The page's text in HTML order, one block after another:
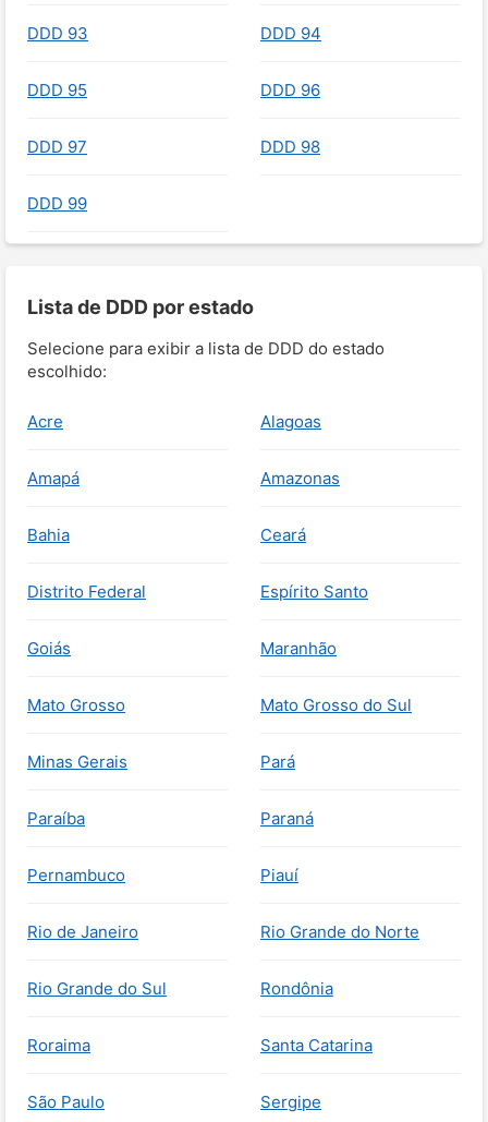
DDD 93 DDD 94
DDD 95 DDD 96
DDD 97 DDD 98
DDD 99
Lista de DDD por estado
Selecione para exibir a lista de DDD do estado
escolhido:
Acre Alagoas
Amapá Amazonas
Bahia Ceará
Distrito Federal Espírito Santo
Goiás Maranhão
Mato Grosso Mato Grosso do Sul
Minas Gerais Pará
Paraíba Paraná
Pernambuco Piauí
Rio de Janeiro Rio Grande do Norte
Rio Grande do Sul Rondônia
Roraima Santa Catarina
São Paulo Sergipe